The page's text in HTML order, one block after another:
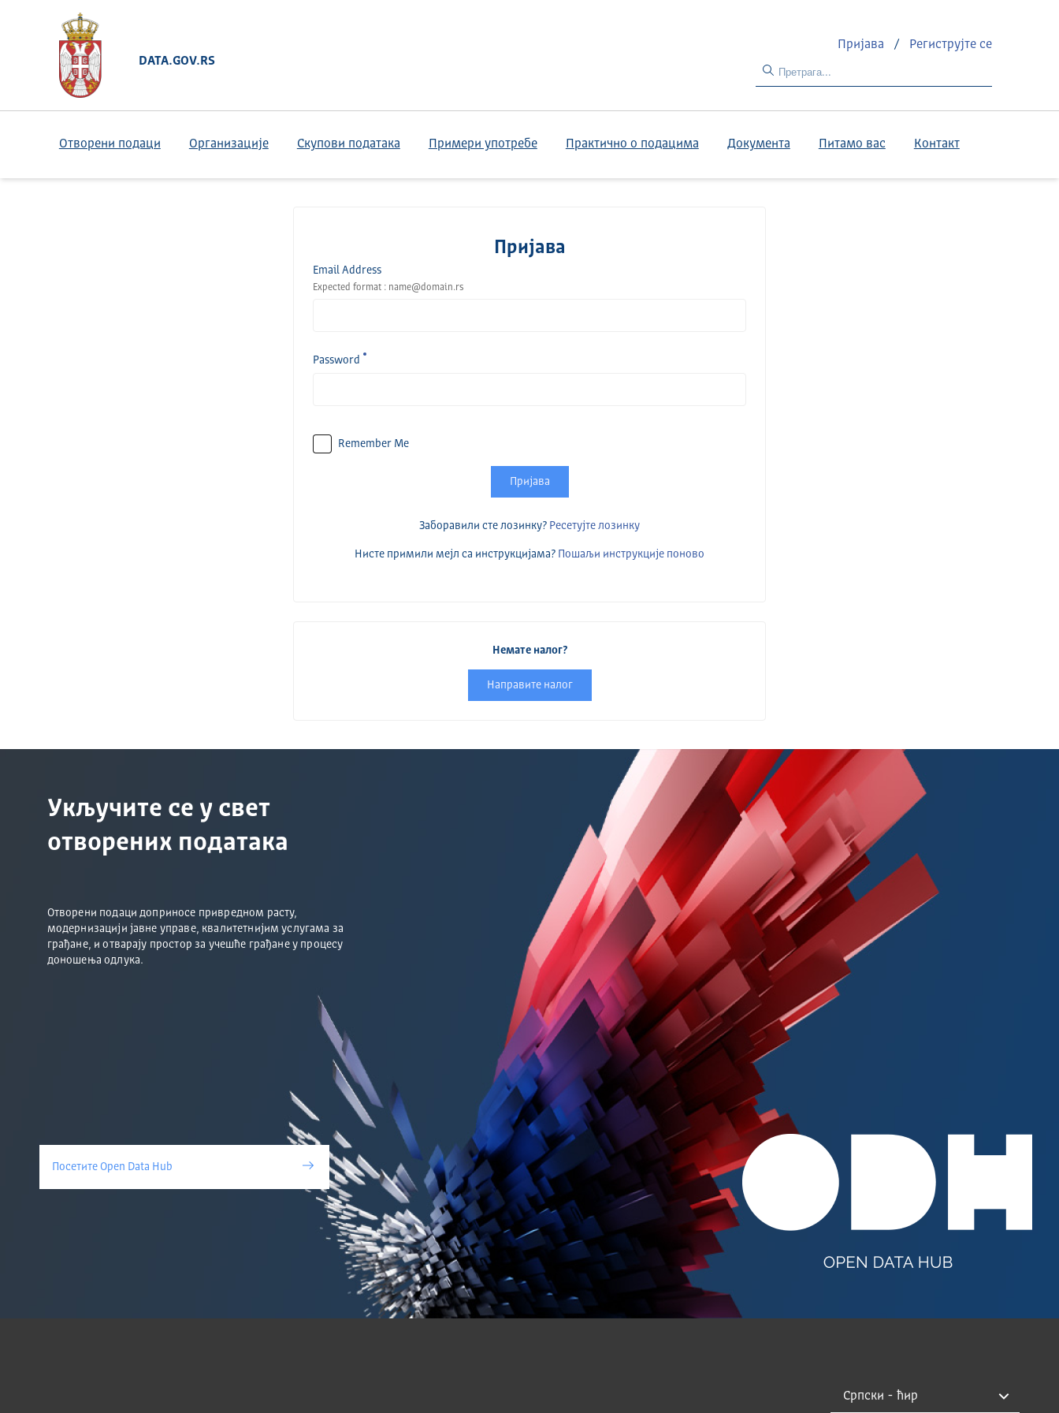
DATA.GOV.RS
Пријава / Региструјте се
Отворени подаци Организације Скупови података Примери употребе Практично о подацима Документа Питамо вас Контакт
Пријава
Email Address
Expected format : name@domain.rs
Password
Remember Me
Пријава
Заборавили сте лозинку? Ресетујте лозинку
Нисте примили мејл са инструкцијама? Пошаљи инструкције поново
Немате налог?
Направите налог
Укључите се у свет
отворених података
Отворени подаци доприносе привредном расту,
модернизацији јавне управе, квалитетнијим услугама за
грађане, и отварају простор за учешће грађане у процесу
доношења одлука.
Посетите Open Data Hub